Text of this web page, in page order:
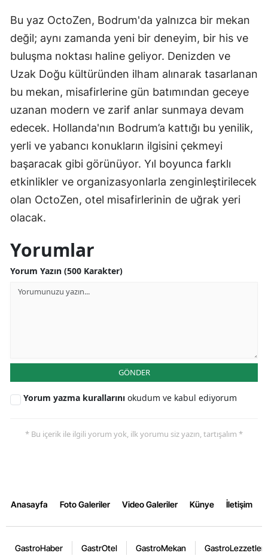
Bu yaz OctoZen, Bodrum'da yalnızca bir mekan
değil; aynı zamanda yeni bir deneyim, bir his ve
buluşma noktası haline geliyor. Denizden ve
Uzak Doğu kültüründen ilham alınarak tasarlanan
bu mekan, misafirlerine gün batımından geceye
uzanan modern ve zarif anlar sunmaya devam
edecek. Hollanda'nın Bodrum’a kattığı bu yenilik,
yerli ve yabancı konukların ilgisini çekmeyi
başaracak gibi görünüyor. Yıl boyunca farklı
etkinlikler ve organizasyonlarla zenginleştirilecek
olan OctoZen, otel misafirlerinin de uğrak yeri
olacak.
Yorumlar
Yorum Yazın (500 Karakter)
GÖNDER
Yorum yazma kurallarını okudum ve kabul ediyorum
* Bu içerik ile ilgili yorum yok, ilk yorumu siz yazın, tartışalım *
Anasayfa Foto Galeriler Video Galeriler Künye İletişim
GastroHaber GastrOtel GastroMekan GastroLezzetler